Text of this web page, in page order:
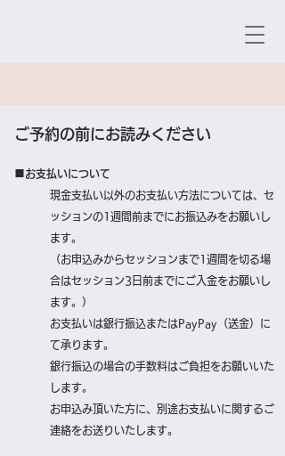
ご予約の前にお読みください​​
■お支払いについて
現金支払い以外のお支払い方法については、セ
ッションの1週間前までにお振込みをお願いし
ます。
（お申込みからセッションまで1週間を切る場
合はセッション3日前までにご入金をお願いし
ます。）
お支払いは銀行振込またはPayPay（送金）に
て承ります。
銀行振込の場合の手数料はご負担をお願いいた
します。
お申込み頂いた方に、別途お支払いに関するご
連絡をお送りいたします。